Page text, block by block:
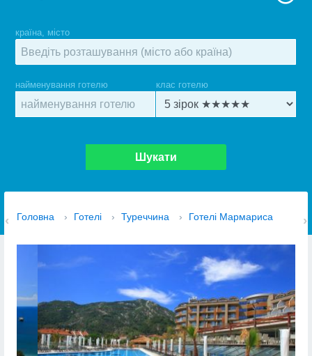
країна, місто
найменування готелю клас готелю
Шукати
Головна › Готелі › Туреччина › Готелі Мармариса